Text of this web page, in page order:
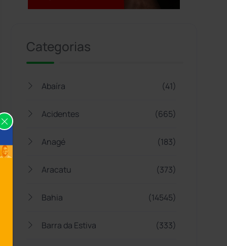
Categorias
Abaíra (41)
Acidentes (665)
Anagé (183)
Aracatu (373)
Bahia (14545)
Barra da Estiva (333)